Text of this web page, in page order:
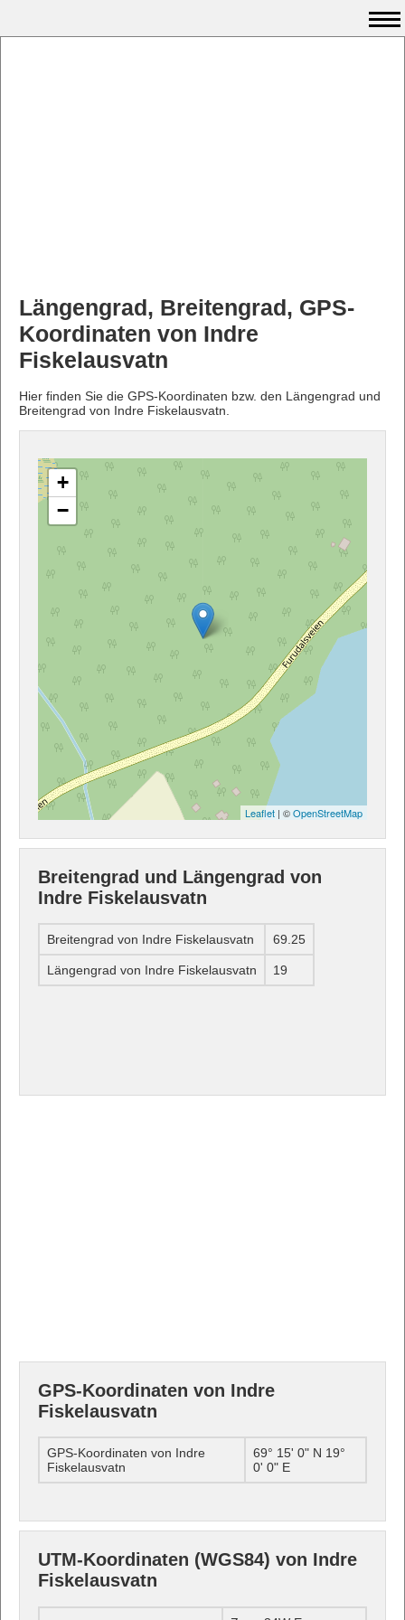
Längengrad, Breitengrad, GPS-
Koordinaten von Indre
Fiskelausvatn
Hier finden Sie die GPS-Koordinaten bzw. den Längengrad und
Breitengrad von Indre Fiskelausvatn.
+
−
Leaflet | ©OpenStreetMap
Breitengrad und Längengrad von
Indre Fiskelausvatn
Breitengrad von Indre Fiskelausvatn 69.25
Längengrad von Indre Fiskelausvatn 19
GPS-Koordinaten von Indre
Fiskelausvatn
GPS-Koordinaten von Indre
Fiskelausvatn
69° 15' 0" N 19°
0' 0" E
UTM-Koordinaten (WGS84) von Indre
Fiskelausvatn